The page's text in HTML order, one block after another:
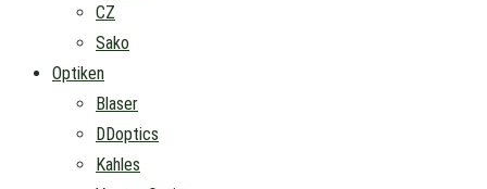
CZ
Sako
Optiken
Blaser
DDoptics
Kahles